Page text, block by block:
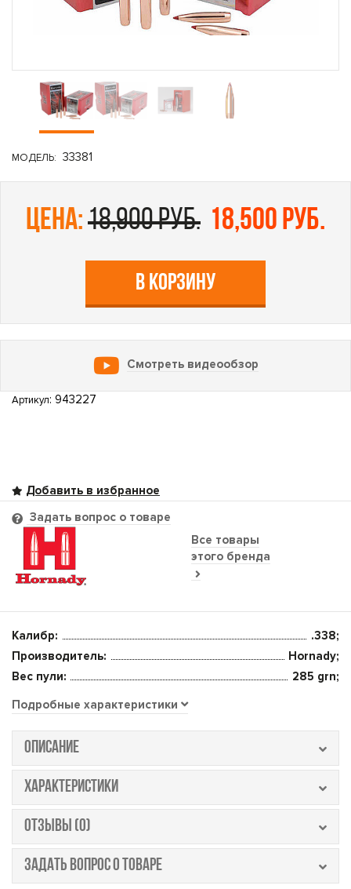
МОДЕЛЬ: 33381
цена:18,900 руб. 18,500 руб.
В КОРЗИНУ
Смотреть видеообзор
Артикул: 943227
Все товары
этого бренда
Задать вопрос о товаре
Калибр:
.338;
Производитель:
Hornady;
Вес пули:
285 grn;
Подробные характеристики
ОПИСАНИЕ
ХАРАКТЕРИСТИКИ
ОТЗЫВЫ (0)
ЗАДАТЬ ВОПРОС О ТОВАРЕ